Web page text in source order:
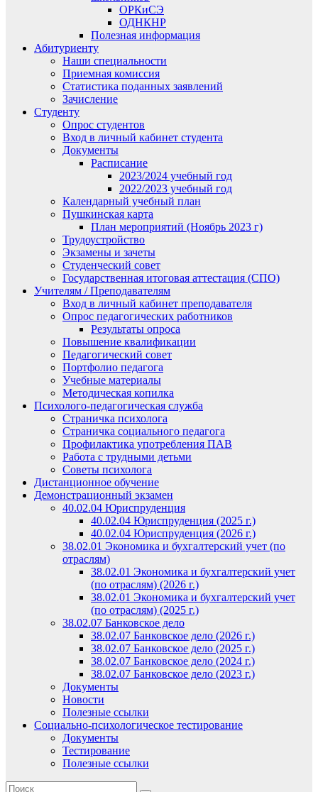
ОРКиСЭ
ОДНКНР
Полезная информация
Абитуриенту
Наши специальности
Приемная комиссия
Статистика поданных заявлений
Зачисление
Студенту
Опрос студентов
Вход в личный кабинет студента
Документы
Расписание
2023/2024 учебный год
2022/2023 учебный год
Календарный учебный план
Пушкинская карта
План мероприятий (Ноябрь 2023 г)
Трудоустройство
Экзамены и зачеты
Студенческий совет
Государственная итоговая аттестация (СПО)
Учителям / Преподавателям
Вход в личный кабинет преподавателя
Опрос педагогических работников
Результаты опроса
Повышение квалификации
Педагогический совет
Портфолио педагога
Учебные материалы
Методическая копилка
Психолого-педагогическая служба
Страничка психолога
Страничка социального педагога
Профилактика употребления ПАВ
Работа с трудными детьми
Советы психолога
Дистанционное обучение
Демонстрационный экзамен
40.02.04 Юриспруденция
40.02.04 Юриспруденция (2025 г.)
40.02.04 Юриспруденция (2026 г.)
38.02.01 Экономика и бухгалтерский учет (по
отраслям)
38.02.01 Экономика и бухгалтерский учет
(по отраслям) (2026 г.)
38.02.01 Экономика и бухгалтерский учет
(по отраслям) (2025 г.)
38.02.07 Банковское дело
38.02.07 Банковское дело (2026 г.)
38.02.07 Банковское дело (2025 г.)
38.02.07 Банковское дело (2024 г.)
38.02.07 Банковское дело (2023 г.)
Документы
Новости
Полезные ссылки
Социально-психологическое тестирование
Документы
Тестирование
Полезные ссылки